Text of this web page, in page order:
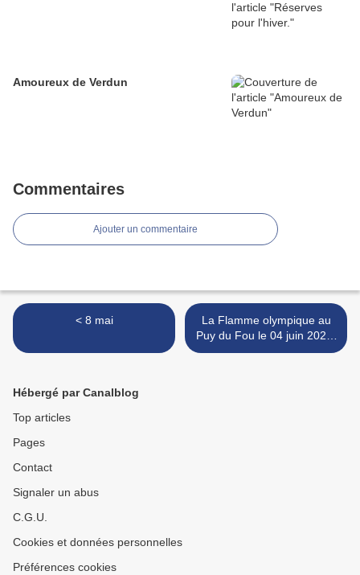
Amoureux de Verdun
Commentaires
Ajouter un commentaire
< 8 mai
La Flamme olympique au
Puy du Fou le 04 juin 2024.
>
Hébergé par Canalblog
Top articles
Pages
Contact
Signaler un abus
C.G.U.
Cookies et données personnelles
Préférences cookies